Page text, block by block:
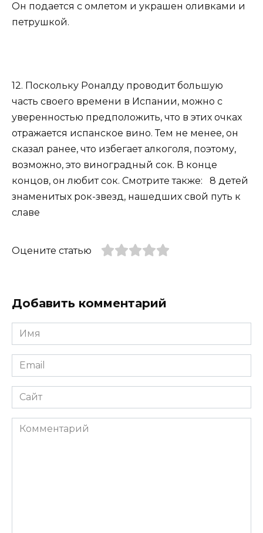
Он подается с омлетом и украшен оливками и
петрушкой.
12. Поскольку Роналду проводит большую
часть своего времени в Испании, можно с
уверенностью предположить, что в этих очках
отражается испанское вино. Тем не менее, он
сказал ранее, что избегает алкоголя, поэтому,
возможно, это виноградный сок. В конце
концов, он любит сок. Смотрите также: 8 детей
знаменитых рок-звезд, нашедших свой путь к
славе
Оцените статью
Добавить комментарий
Имя
*
Email
*
Сайт
Комментарий